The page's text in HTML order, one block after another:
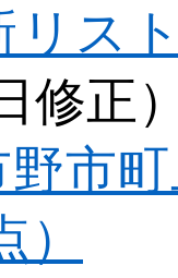
リス
修正
市
）